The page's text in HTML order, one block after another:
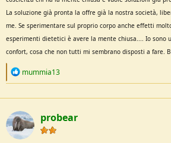
La soluzione già pronta la offre già la nostra società,
me Se sperimentare sul proprio corpo anche effetti
esperimenti dietetici è avere la mente chiusa.... Io sono
confort, cosa che non tutti mi sembrano disposti a fare.
R
c
t
i
o
n
mummia13
probear